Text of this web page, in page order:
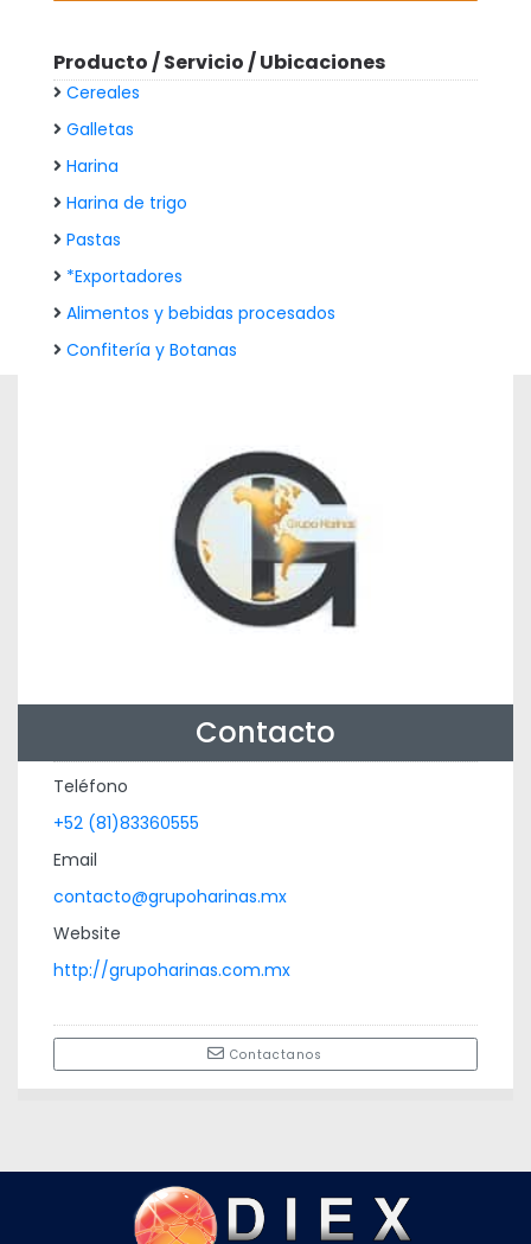
Producto / Servicio / Ubicaciones
Cereales
Galletas
Harina
Harina de trigo
Pastas
*Exportadores
Alimentos y bebidas procesados
Confitería y Botanas
Contacto
Teléfono
+52 (81)83360555
Email
contacto@grupoharinas.mx
Website
http://grupoharinas.com.mx
Contactanos